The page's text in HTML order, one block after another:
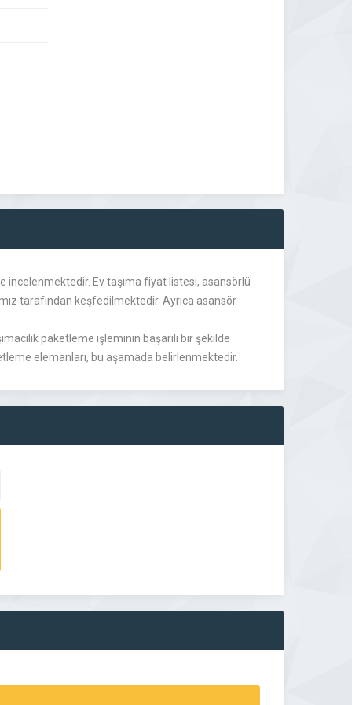
incelenmektedir. Ev taşıma fiyat listesi, asansörlü
tarafından keşfedilmektedir. Ayrıca asansör
paketleme işleminin başarılı bir şekilde
elemanları, bu aşamada belirlenmektedir.